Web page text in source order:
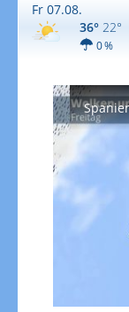
Fr 07.08.
36° 22°
0 %